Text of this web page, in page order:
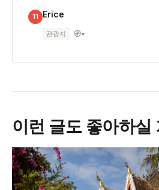
11 Erice
관광지 🧭▾
이런 글도 좋아하실